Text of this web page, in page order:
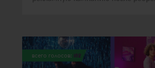
всего голосов: 182